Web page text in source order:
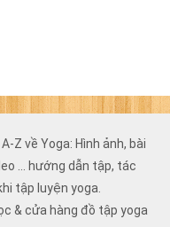
Z về Yoga: Hình ảnh, bài
... hướng dẫn tập, tác
tập luyện yoga.
& cửa hàng đồ tập yoga